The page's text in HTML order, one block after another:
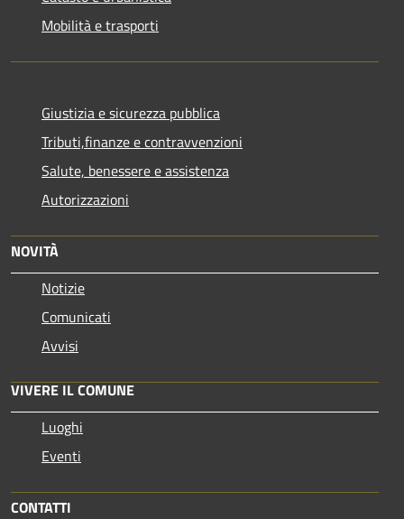
Mobilità e trasporti
Giustizia e sicurezza pubblica
Tributi,finanze e contravvenzioni
Salute, benessere e assistenza
Autorizzazioni
NOVITÀ
Notizie
Comunicati
Avvisi
VIVERE IL COMUNE
Luoghi
Eventi
CONTATTI